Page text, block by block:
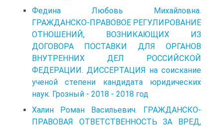
Федина Любовь Михайловна.
ГРАЖДАНСКО-ПРАВОВОЕ РЕГУЛИРОВАНИЕ
ОТНОШЕНИЙ, ВОЗНИКАЮЩИХ ИЗ
ДОГОВОРА ПОСТАВКИ ДЛЯ ОРГАНОВ
ВНУТРЕННИХ ДЕЛ РОССИЙСКОЙ
ФЕДЕРАЦИИ. ДИССЕРТАЦИЯ на соискание
ученой степени кандидата юридических
наук. Грозный - 2018 - 2018 год
Халин Роман Васильевич. ГРАЖДАНСКО-
ПРАВОВАЯ ОТВЕТСТВЕННОСТЬ ЗА ВРЕД,